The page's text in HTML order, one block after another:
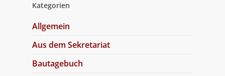
Kategorien
Allgemein
Aus dem Sekretariat
Bautagebuch